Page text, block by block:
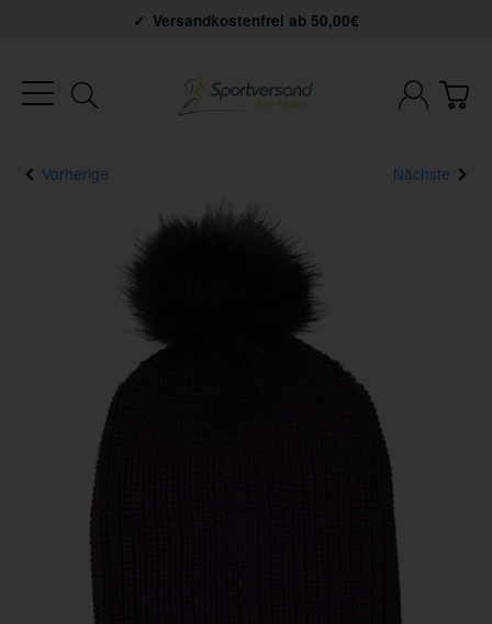
Versandkostenfrei ab 50,00€
Vorherige Nächste